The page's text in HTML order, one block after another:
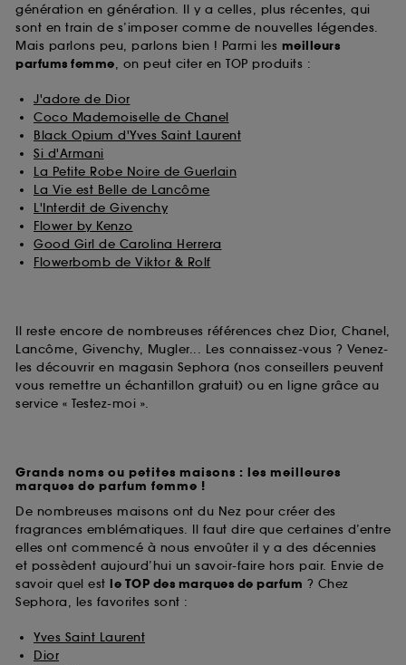
génération en génération. Il y a celles, plus récentes, qui
sont en train de s’imposer comme de nouvelles légendes.
Mais parlons peu, parlons bien ! Parmi les meilleurs
parfums femme, on peut citer en TOP produits :
J'adore de Dior
Coco Mademoiselle de Chanel
Black Opium d'Yves Saint Laurent
Si d'Armani
La Petite Robe Noire de Guerlain
La Vie est Belle de Lancôme
L'Interdit de Givenchy
Flower by Kenzo
Good Girl de Carolina Herrera
Flowerbomb de Viktor & Rolf
Il reste encore de nombreuses références chez Dior, Chanel,
Lancôme, Givenchy, Mugler... Les connaissez-vous ? Venez-
les découvrir en magasin Sephora (nos conseillers peuvent
vous remettre un échantillon gratuit) ou en ligne grâce au
service « Testez-moi ».
Grands noms ou petites maisons : les meilleures
marques de parfum femme !
De nombreuses maisons ont du Nez pour créer des
fragrances emblématiques. Il faut dire que certaines d’entre
elles ont commencé à nous envoûter il y a des décennies
et possèdent aujourd’hui un savoir-faire hors pair. Envie de
savoir quel est le TOP des marques de parfum ? Chez
Sephora, les favorites sont :
Yves Saint Laurent
Dior